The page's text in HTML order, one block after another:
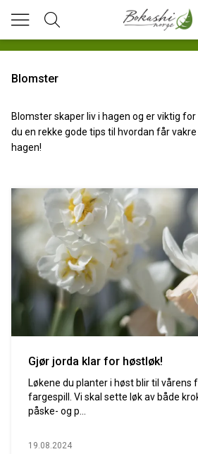
Blomster
Blomster skaper liv i hagen og er viktig
du en rekke gode tips til hvordan får
hagen!
Gjør jorda klar for høstløk!
Løkene du planter i høst blir til vårens
fargespill. Vi skal sette løk av både
påske- og p...
19.08.2024